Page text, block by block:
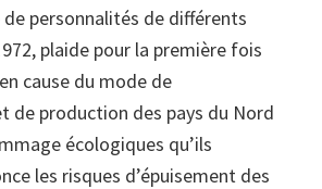
de personnalités de différents
plaide pour la première fois
cause du mode de
de production des pays du Nord
écologiques qu’ils
les risques d’épuisement des